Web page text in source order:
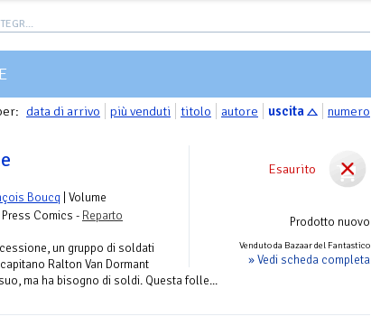
data di arrivo più venduti titolo autore uscita numero
Esaurito
Prodotto nuovo
Venduto da Bazaar del Fantastico
» Vedi scheda completa
Boucq | Volume
Comics - Reparto
un gruppo di soldati
Ralton Van Dormant
ma ha bisogno di soldi. Questa folle...